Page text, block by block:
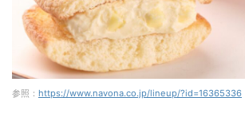
参照： https://www.navona.co.jp/lineup/?id=16365336